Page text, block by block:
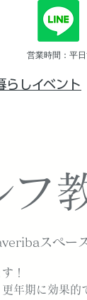
営業時間：平日
らしイベント
フ
スペー
！
年期に効果的